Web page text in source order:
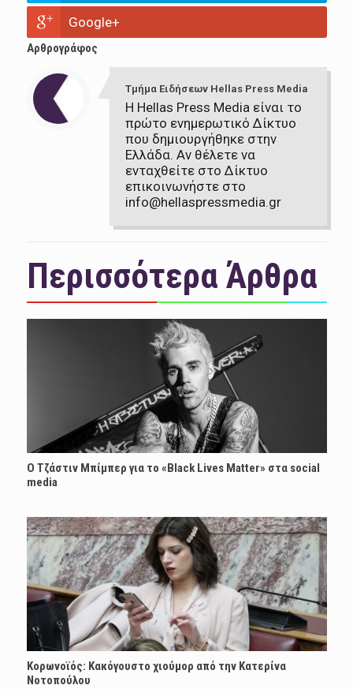
Google+
Αρθρογράφος
Τμήμα Ειδήσεων Hellas Press Media
Η Hellas Press Media είναι το
πρώτο ενημερωτικό Δίκτυο
που δημιουργήθηκε στην
Ελλάδα. Αν θέλετε να
ενταχθείτε στο Δίκτυο
επικοινωνήστε στο
info@hellaspressmedia.gr
Περισσότερα Άρθρα
Ο Τζάστιν Μπίμπερ για το «Black Lives Matter» στα social
media
Κορωνοϊός: Κακόγουστο χιούμορ από την Κατερίνα
Νοτοπούλου